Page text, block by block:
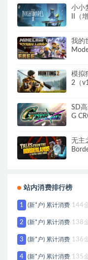
小小
II（
我的
模拟
2（
SD
G
无主
站内消费排行榜
1 (新*户) 累计消费 144
2 (新*户) 累计消费 138
3 (新*户) 累计消费 136
4 (新*户) 累计消费 135